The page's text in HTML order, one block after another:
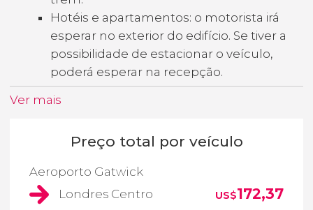
Hotéis e apartamentos: o motorista irá
esperar no exterior do edifício. Se tiver a
possibilidade de estacionar o veículo,
poderá esperar na recepção.
Ver mais
Preço total por veículo
Aeroporto Gatwick
Londres Centro
US$172,37